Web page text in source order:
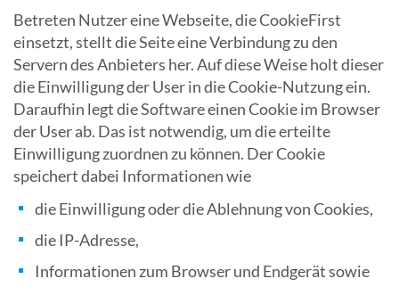
Betreten Nutzer eine Webseite, die CookieFirst
einsetzt, stellt die Seite eine Verbindung zu den
Servern des Anbieters her. Auf diese Weise holt dieser
die Einwilligung der User in die Cookie-Nutzung ein.
Daraufhin legt die Software einen Cookie im Browser
der User ab. Das ist notwendig, um die erteilte
Einwilligung zuordnen zu können. Der Cookie
speichert dabei Informationen wie
die Einwilligung oder die Ablehnung von Cookies,
die IP-Adresse,
Informationen zum Browser und Endgerät sowie